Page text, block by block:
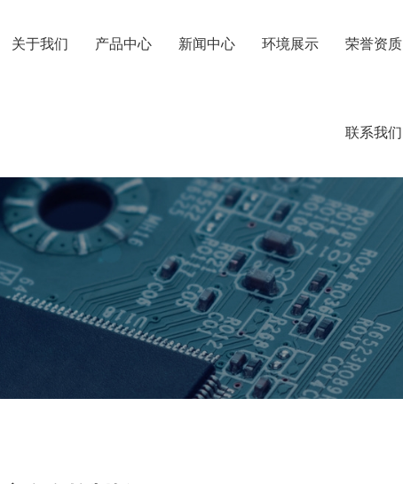
关于我们 产品中心 新闻中心 环境展示 荣誉资质
联系我们